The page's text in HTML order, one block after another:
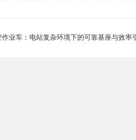
业车：电站复杂环境下的可靠基座与效率